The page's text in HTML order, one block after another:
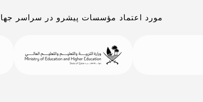
مورد اعتماد مؤسسات پیشرو در سراسر